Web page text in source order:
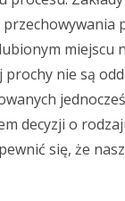
miejscu
nie są
decyzji o
się, że